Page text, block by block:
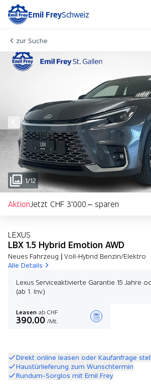
Emil FreySchweiz
zur Suche
1/12
AktionJetzt CHF 3'000.– sparen
LEXUS
LBX 1.5 Hybrid Emotion AWD
Neues Fahrzeug | Voll-Hybrid Benzin/Elektro
Alle Details
Lexus Serviceaktivierte Garantie 15 Jahre
(ab 1. Inv.)
Leasen ab CHF
390.00 /Mt.
Direkt online leasen oder Kaufanfrage
Haustürlieferung zum Wunschtermin
Rundum-Sorglos mit Emil Frey